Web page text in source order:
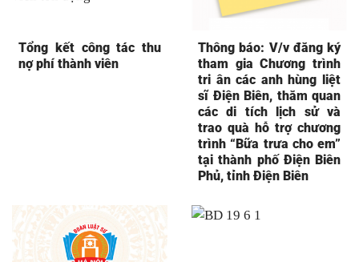
Tổng kết công tác thu
nợ phí thành viên
Thông báo: V/v đăng ký
tham gia Chương trình
tri ân các anh hùng liệt
sĩ Điện Biên, thăm quan
các di tích lịch sử và
trao quà hỗ trợ chương
trình “Bữa trưa cho em”
tại thành phố Điện Biên
Phủ, tỉnh Điện Biên